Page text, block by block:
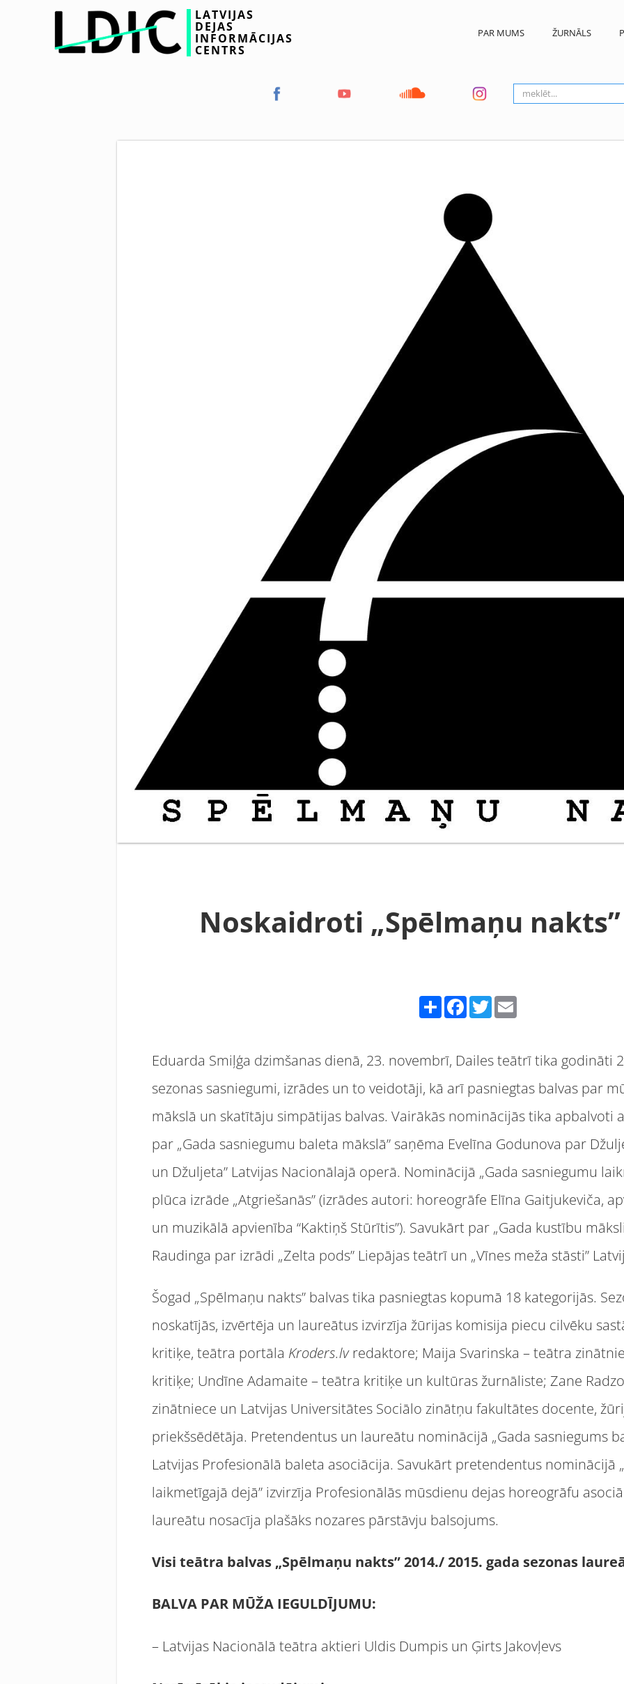
LATVIJAS
DEJAS
INFORMĀCIJAS
CENTRS
PAR MUMS ŽURNĀLS
Noskaidroti „Spēlmaņu
Share FacebookTwitter
Eduarda Smiļģa dzimšanas dienā, 23. novembrī, Dailes teātrī tika godināti
sezonas sasniegumi, izrādes un to veidotāji, kā arī pasniegtas balvas par
mākslā un skatītāju simpātijas balvas. Vairākās nominācijās tika apbalvoti
par „Gada sasniegumu baleta mākslā” saņēma Evelīna Godunova par
un Džuljeta” Latvijas Nacionālajā operā. Nominācijā „Gada sasniegumu
plūca izrāde „Atgriešanās” (izrādes autori: horeogrāfe Elīna Gaitjukeviča,
un muzikālā apvienība “Kaktiņš Stūrītis”). Savukārt par „Gada kustību
Raudinga par izrādi „Zelta pods” Liepājas teātrī un „Vīnes meža stāsti”
Šogad „Spēlmaņu nakts” balvas tika pasniegtas kopumā 18 kategorijās.
noskatījās, izvērtēja un laureātus izvirzīja žūrijas komisija piecu cilvēku
kritiķe, teātra portāla Kroders.lvredaktore; Maija Svarinska – teātra
kritiķe; Undīne Adamaite – teātra kritiķe un kultūras žurnāliste; Zane
zinātniece un Latvijas Universitātes Sociālo zinātņu fakultātes docente,
priekšsēdētāja. Pretendentus un laureātu nominācijā „Gada sasniegums
Latvijas Profesionālā baleta asociācija. Savukārt pretendentus nominācijā
laikmetīgajā dejā” izvirzīja Profesionālās mūsdienu dejas horeogrāfu
laureātu nosacīja plašāks nozares pārstāvju balsojums.
Visi teātra balvas „Spēlmaņu nakts” 2014./ 2015. gada sezonas
BALVA PAR MŪŽA IEGULDĪJUMU:
– Latvijas Nacionālā teātra aktieri Uldis Dumpis un Ģirts Jakovļevs